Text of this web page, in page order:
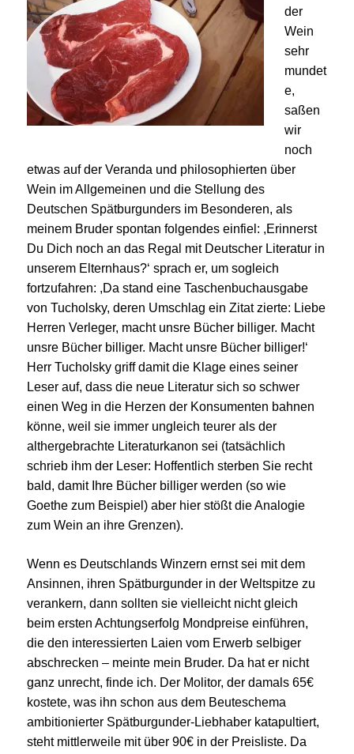
der
Wein
sehr
mundet
e,
saßen
wir
noch
etwas auf der Veranda und philosophierten über
Wein im Allgemeinen und die Stellung des
Deutschen Spätburgunders im Besonderen, als
meinem Bruder spontan folgendes einfiel: ,Erinnerst
Du Dich noch an das Regal mit Deutscher Literatur in
unserem Elternhaus?‘ sprach er, um sogleich
fortzufahren: ,Da stand eine Taschenbuchausgabe
von Tucholsky, deren Umschlag ein Zitat zierte: Liebe
Herren Verleger, macht unsre Bücher billiger. Macht
unsre Bücher billiger. Macht unsre Bücher billiger!‘
Herr Tucholsky griff damit die Klage eines seiner
Leser auf, dass die neue Literatur sich so schwer
einen Weg in die Herzen der Konsumenten bahnen
könne, weil sie immer ungleich teurer als der
althergebrachte Literaturkanon sei (tatsächlich
schrieb ihm der Leser: Hoffentlich sterben Sie recht
bald, damit Ihre Bücher billiger werden (so wie
Goethe zum Beispiel) aber hier stößt die Analogie
zum Wein an ihre Grenzen).
Wenn es Deutschlands Winzern ernst sei mit dem
Ansinnen, ihren Spätburgunder in der Weltspitze zu
verankern, dann sollten sie vielleicht nicht gleich
beim ersten Achtungserfolg Mondpreise einführen,
die den interessierten Laien vom Erwerb selbiger
abschrecken – meinte mein Bruder. Da hat er nicht
ganz unrecht, finde ich. Der Molitor, der damals 65€
kostete, was ihn schon aus dem Beuteschema
ambitionierter Spätburgunder-Liebhaber katapultiert,
steht mittlerweile mit über 90€ in der Preisliste. Da